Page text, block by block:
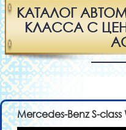
КАТАЛОГ
КЛАССА С
Mercedes-Benz S-class